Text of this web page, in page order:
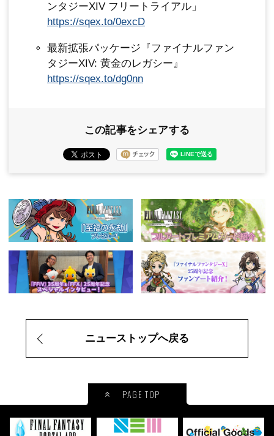
ンタジーXIV フリートライアル」
https://sqex.to/0excD
最新拡張パッケージ『ファイナルファン
タジーXIV: 黄金のレガシー』
https://sqex.to/dg0nn
この記事をシェアする
ニューストップへ戻る
PAGE TOP